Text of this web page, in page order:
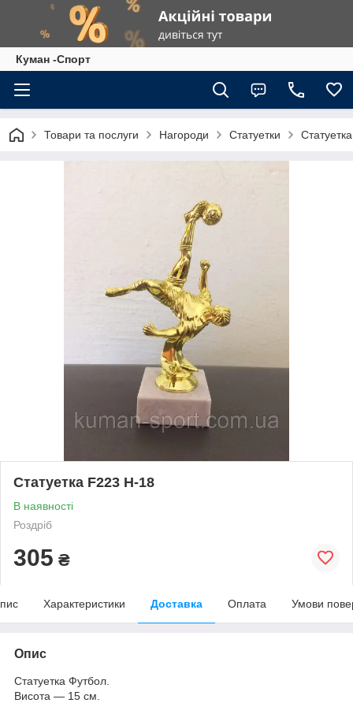
Куман -Спорт
Товари та послуги Нагороди Статуетки
Статуетка F223 H-18
В наявності
Роздріб
305 ₴
Характеристики Доставка Оплата Умови
Опис
Статуетка Футбол.
Висота — 15 см.